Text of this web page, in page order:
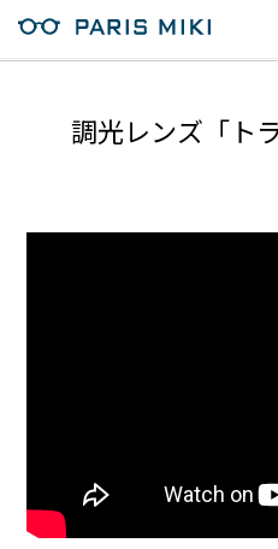
調光レンズ「ト